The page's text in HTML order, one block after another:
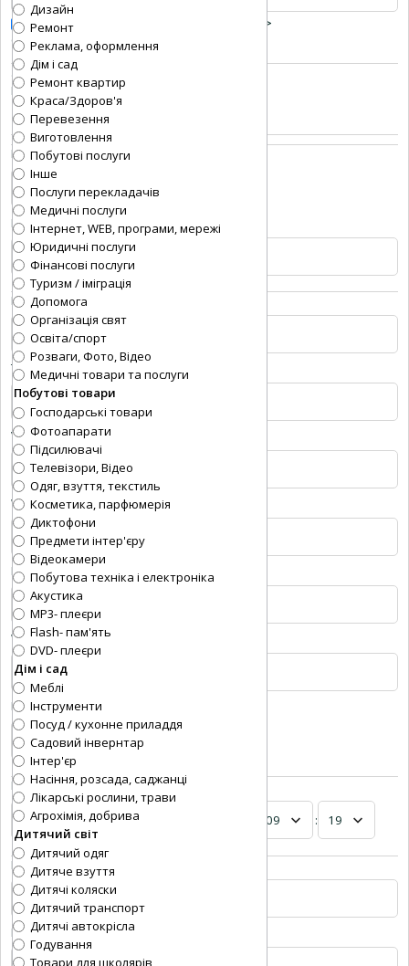
Дизайн
Ремонт
Реклама, оформлення
Дім і сад
Ремонт квартир
Краса/Здоров'я
Перевезення
Виготовлення
Побутові послуги
Інше
Послуги перекладачів
Медичні послуги
Інтернет, WEB, програми, мережі
Юридичні послуги
Фінансові послуги
Туризм / іміграція
Допомога
Організація свят
Освіта/спорт
Розваги, Фото, Відео
Медичні товари та послуги
Побутові товари
Господарські товари
Фотоапарати
Підсилювачі
Телевізори, Відео
Одяг, взуття, текстиль
Косметика, парфюмерія
Диктофони
Предмети інтер'єру
Відеокамери
Побутова техніка і електроніка
Акустика
MP3- плеєри
Flash- пам'ять
DVD- плеєри
Дім і сад
Меблі
Інструменти
Посуд / кухонне приладдя
Садовий інвернтар
Інтер'єр
Насіння, розсада, саджанці
Лікарські рослини, трави
Агрохімія, добрива
Дитячий світ
Дитячий одяг
Дитяче взуття
Дитячі коляски
Дитячий транспорт
Дитячі автокрісла
Годування
Товари для школярів
Заміняти переведення рядків тегом
<BR>
Слів:
, Символів:
Зображення
Макс. розмір -Kb
Default loader
Ваше місто* :
Вказати свій населений пункт:
Контактна особа
Телефон
Viber:
WhatsApp:
E-mail:
Web-site:
Ціна*:
Розмістити до*:
- :
Ціна (грн.):
Ціна ($):